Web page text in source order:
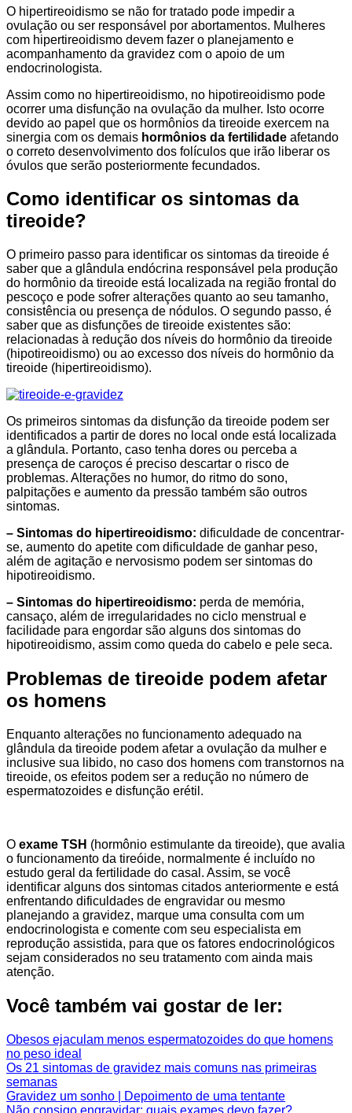
O hipertireoidismo se não for tratado pode impedir a
ovulação ou ser responsável por abortamentos. Mulheres
com hipertireoidismo devem fazer o planejamento e
acompanhamento da gravidez com o apoio de um
endocrinologista.
Assim como no hipertireoidismo, no hipotireoidismo pode
ocorrer uma disfunção na ovulação da mulher. Isto ocorre
devido ao papel que os hormônios da tireoide exercem na
sinergia com os demais hormônios da fertilidade afetando
o correto desenvolvimento dos folículos que irão liberar os
óvulos que serão posteriormente fecundados.
Como identificar os sintomas da
tireoide?
O primeiro passo para identificar os sintomas da tireoide é
saber que a glândula endócrina responsável pela produção
do hormônio da tireoide está localizada na região frontal do
pescoço e pode sofrer alterações quanto ao seu tamanho,
consistência ou presença de nódulos. O segundo passo, é
saber que as disfunções de tireoide existentes são:
relacionadas à redução dos níveis do hormônio da tireoide
(hipotireoidismo) ou ao excesso dos níveis do hormônio da
tireoide (hipertireoidismo).
Os primeiros sintomas da disfunção da tireoide podem ser
identificados a partir de dores no local onde está localizada
a glândula. Portanto, caso tenha dores ou perceba a
presença de caroços é preciso descartar o risco de
problemas. Alterações no humor, do ritmo do sono,
palpitações e aumento da pressão também são outros
sintomas.
– Sintomas do hipertireoidismo: dificuldade de concentrar-
se, aumento do apetite com dificuldade de ganhar peso,
além de agitação e nervosismo podem ser sintomas do
hipotireoidismo.
– Sintomas do hipertireoidismo: perda de memória,
cansaço, além de irregularidades no ciclo menstrual e
facilidade para engordar são alguns dos sintomas do
hipotireoidismo, assim como queda do cabelo e pele seca.
Problemas de tireoide podem afetar
os homens
Enquanto alterações no funcionamento adequado na
glândula da tireoide podem afetar a ovulação da mulher e
inclusive sua libido, no caso dos homens com transtornos na
tireoide, os efeitos podem ser a redução no número de
espermatozoides e disfunção erétil.
O exame TSH (hormônio estimulante da tireoide), que avalia
o funcionamento da tireóide, normalmente é incluído no
estudo geral da fertilidade do casal. Assim, se você
identificar alguns dos sintomas citados anteriormente e está
enfrentando dificuldades de engravidar ou mesmo
planejando a gravidez, marque uma consulta com um
endocrinologista e comente com seu especialista em
reprodução assistida, para que os fatores endocrinológicos
sejam considerados no seu tratamento com ainda mais
atenção.
Você também vai gostar de ler:
Obesos ejaculam menos espermatozoides do que homens
no peso ideal
Os 21 sintomas de gravidez mais comuns nas primeiras
semanas
Gravidez um sonho | Depoimento de uma tentante
Não consigo engravidar: quais exames devo fazer?